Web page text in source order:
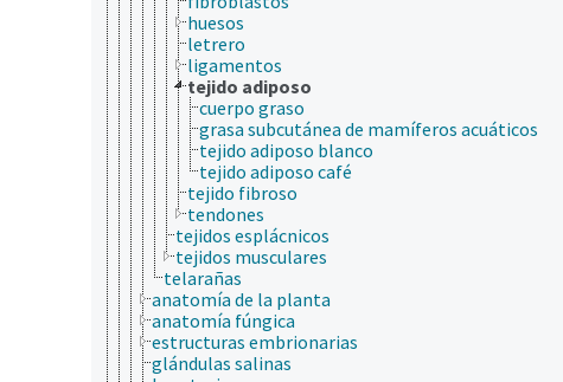
huesos
letrero
ligamentos
tejido adiposo
cuerpo graso
grasa subcutánea de mamíferos acuáticos
tejido adiposo blanco
tejido adiposo café
tejido fibroso
tendones
tejidos esplácnicos
tejidos musculares
telarañas
anatomía de la planta
anatomía fúngica
estructuras embrionarias
glándulas salinas